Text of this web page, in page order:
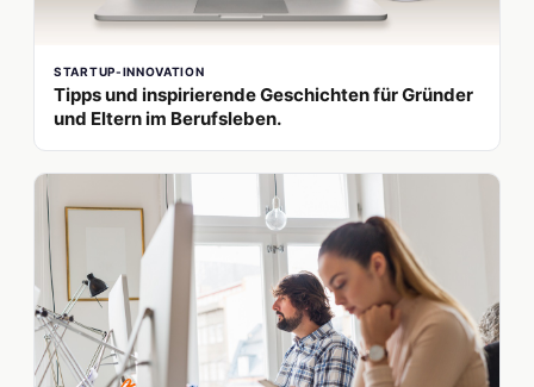
STARTUP-INNOVATION
Tipps und inspirierende Geschichten für Gründer
und Eltern im Berufsleben.